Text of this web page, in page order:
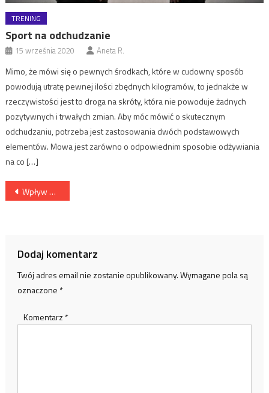
TRENING
Sport na odchudzanie
15 września 2020 Aneta R.
Mimo, że mówi się o pewnych środkach, które w cudowny sposób
powodują utratę pewnej ilości zbędnych kilogramów, to jednakże w
rzeczywistości jest to droga na skróty, która nie powoduje żadnych
pozytywnych i trwałych zmian. Aby móc mówić o skutecznym
odchudzaniu, potrzeba jest zastosowania dwóch podstawowych
elementów. Mowa jest zarówno o odpowiednim sposobie odżywiania
na co […]
Nawigacja
Wpływ hałasu na ludzkie zdrowie
Dodaj komentarz
Twój adres email nie zostanie opublikowany.Wymagane pola są
oznaczone *
Komentarz *